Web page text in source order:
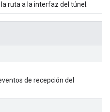
ruta a la interfaz del túnel.
de recepción del